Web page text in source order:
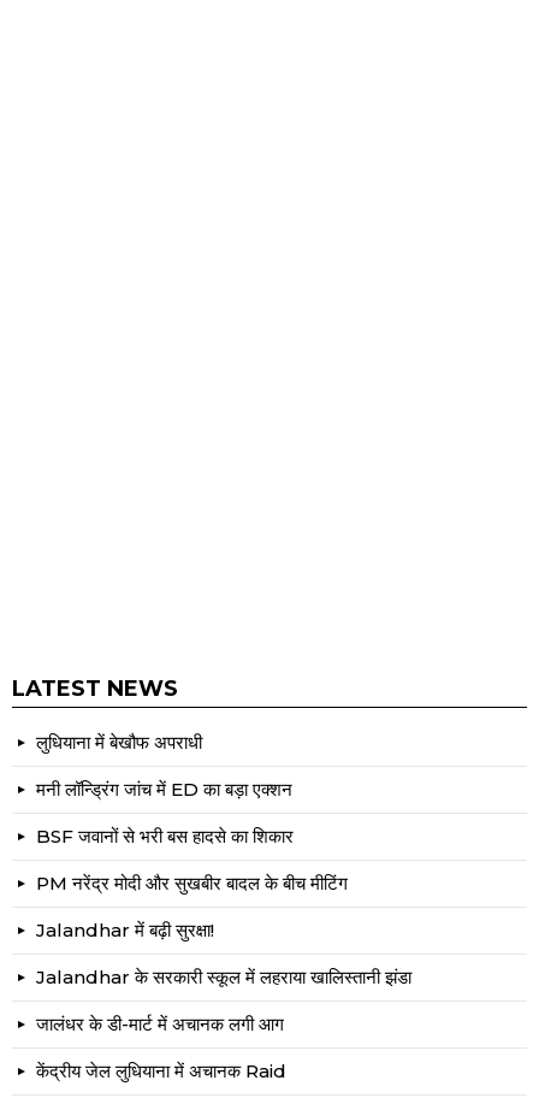
LATEST NEWS
लुधियाना में बेखौफ अपराधी
मनी लॉन्ड्रिंग जांच में ED का बड़ा एक्शन
BSF जवानों से भरी बस हादसे का शिकार
PM नरेंद्र मोदी और सुखबीर बादल के बीच मीटिंग
Jalandhar में बढ़ी सुरक्षा!
Jalandhar के सरकारी स्कूल में लहराया खालिस्तानी झंडा
जालंधर के डी-मार्ट में अचानक लगी आग
केंद्रीय जेल लुधियाना में अचानक Raid